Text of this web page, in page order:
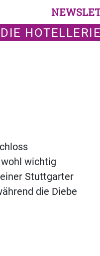
HOTELLERIE
wichtig
Stuttgarter
die Diebe